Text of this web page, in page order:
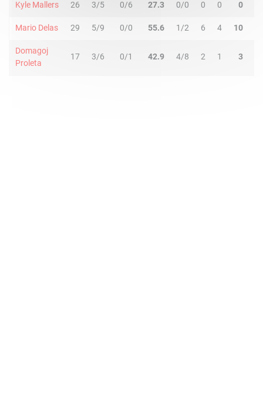
Kyle Mallers 26 3/5 0/6 27.3 0/0 0 0 0
Mario Delas 29 5/9 0/0 55.6 1/2 6 4 10
Domagoj
Proleta
17 3/6 0/1 42.9 4/8 2 1 3